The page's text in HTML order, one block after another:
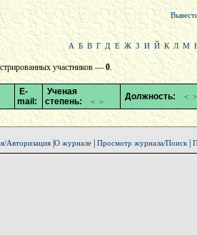
А Б В Г Д Е Ж З И Й К Л М
участников —0.
E-
mail:
Ученая
степень:
< > Должность: < >
Авторизация| О журнале| Просмотр журнала/Поиск|